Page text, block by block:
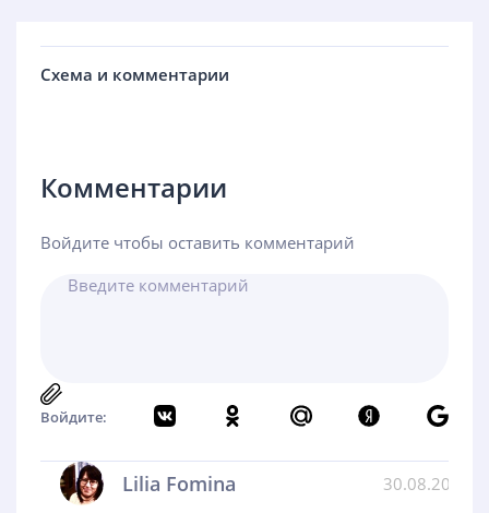
Схема и комментарии
Комментарии
Войдите чтобы оставить комментарий
Войдите:
Lilia Fomina 30.08.2024